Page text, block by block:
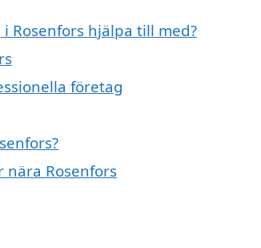
Rosenfors hjälpa till med?
företag
Rosenfors